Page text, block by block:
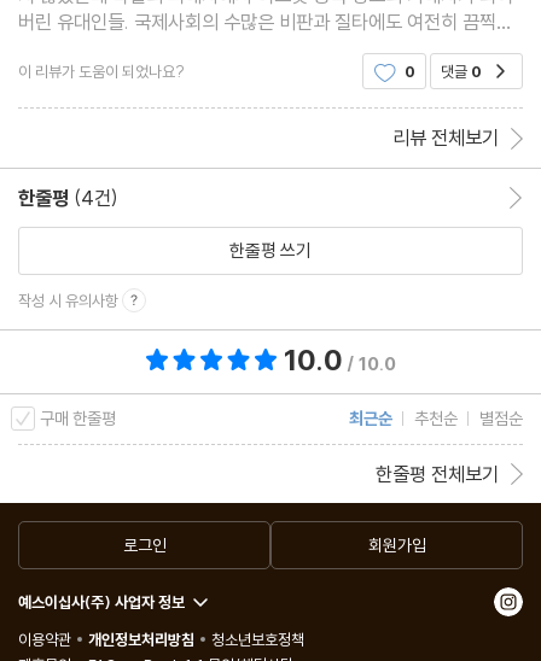
버린 유대인들. 국제사회의 수많은 비판과 질타에도 여전히 끔찍한
전쟁 범죄를 저지르고 있는 이스라엘을 과연 어떻게 바라봐야 할
지…‘팔레스타인은 빈 땅이었다‘를 시작으로 ’유대 민
이 리뷰가 도움이 되었나요? 0 댓글 0
리뷰 전체보기
한줄평 (4건)
한줄평 쓰기
작성 시 유의사항
10.0 / 10.0
구매 한줄평 최근순 추천순 별점순
한줄평 전체보기
로그인 회원가입
예스이십사(주) 사업자 정보
이용약관
개인정보처리방침
청소년보호정책